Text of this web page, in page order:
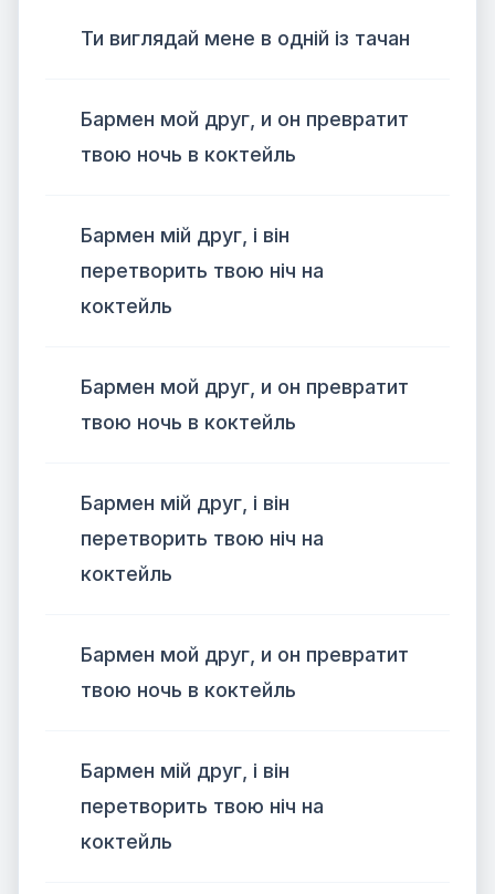
Ти виглядай мене в одній із тачан
Бармен мой друг, и он превратит
твою ночь в коктейль
Бармен мій друг, і він
перетворить твою ніч на
коктейль
Бармен мой друг, и он превратит
твою ночь в коктейль
Бармен мій друг, і він
перетворить твою ніч на
коктейль
Бармен мой друг, и он превратит
твою ночь в коктейль
Бармен мій друг, і він
перетворить твою ніч на
коктейль